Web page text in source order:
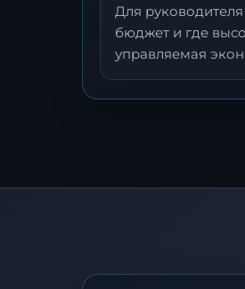
Для
бюджет и где
управляемая